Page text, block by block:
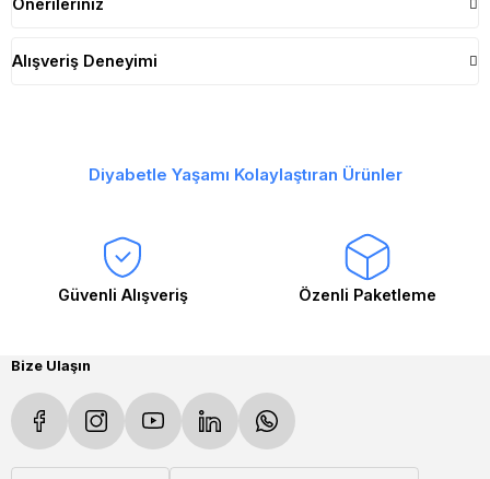
Önerileriniz
Alışveriş Deneyimi
Diyabetle Yaşamı Kolaylaştıran Ürünler
Güvenli Alışveriş Özenli Paketleme
Bize Ulaşın